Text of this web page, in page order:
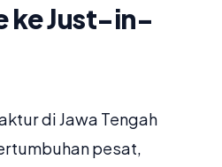
ke Just-in-
di Jawa Tengah
pesat,